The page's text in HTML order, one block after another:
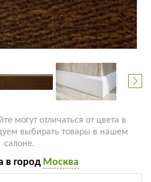
могут отличаться от цвета в
выбирать товары в нашем
салоне.
в город Москва